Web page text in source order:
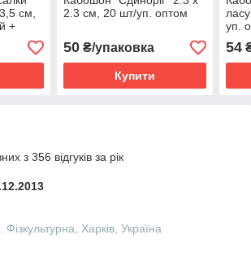
см,
+
2.3 см, 20 шт/уп. оптом
50₴/упаковка
Купити
уп.
54
з 356 відгуків за рік
Фізкультурна, Харків, Україна